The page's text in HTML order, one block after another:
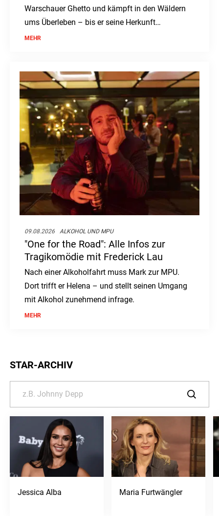
Warschauer Ghetto und kämpft in den Wäldern
ums Überleben – bis er seine Herkunft
verleugnen soll.
MEHR
09.08.2026 ALKOHOL UND MPU
"One for the Road": Alle Infos zur
Tragikomödie mit Frederick Lau
Nach einer Alkoholfahrt muss Mark zur MPU.
Dort trifft er Helena – und stellt seinen Umgang
mit Alkohol zunehmend infrage.
MEHR
STAR-ARCHIV
Jessica Alba Maria Furtwängler